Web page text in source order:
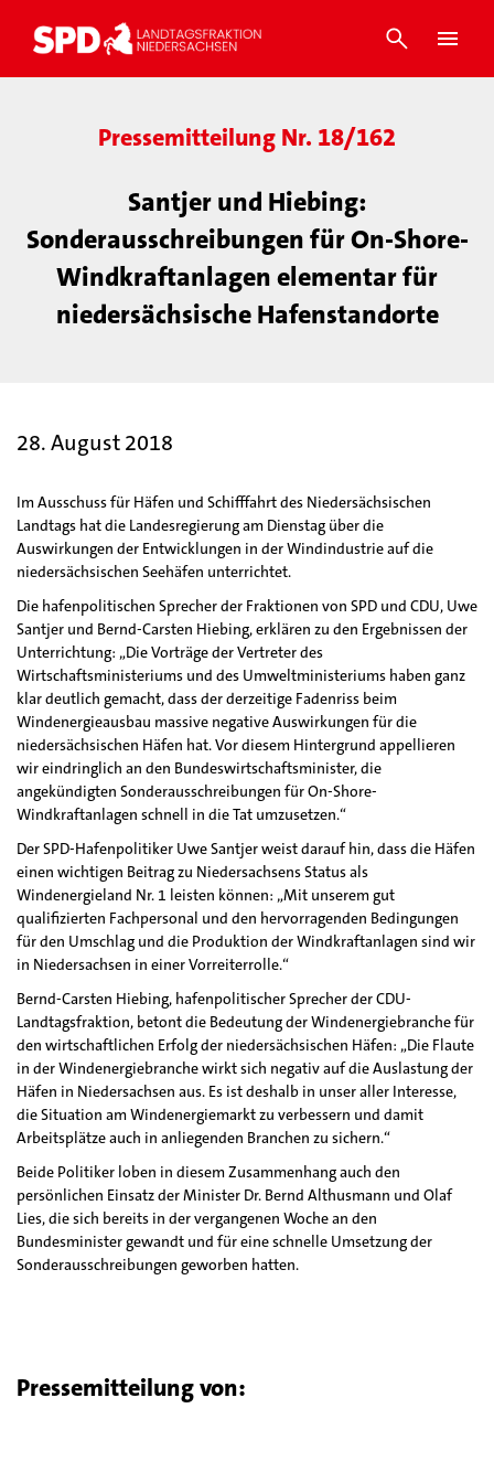
Pressemitteilung Nr. 18/162
Santjer und Hiebing:
Sonderausschreibungen für On-Shore-
Windkraftanlagen elementar für
niedersächsische Hafenstandorte
28. August 2018
Im Ausschuss für Häfen und Schifffahrt des Niedersächsischen
Landtags hat die Landesregierung am Dienstag über die
Auswirkungen der Entwicklungen in der Windindustrie auf die
niedersächsischen Seehäfen unterrichtet.
Die hafenpolitischen Sprecher der Fraktionen von SPD und CDU, Uwe
Santjer und Bernd-Carsten Hiebing, erklären zu den Ergebnissen der
Unterrichtung: „Die Vorträge der Vertreter des
Wirtschaftsministeriums und des Umweltministeriums haben ganz
klar deutlich gemacht, dass der derzeitige Fadenriss beim
Windenergieausbau massive negative Auswirkungen für die
niedersächsischen Häfen hat. Vor diesem Hintergrund appellieren
wir eindringlich an den Bundeswirtschaftsminister, die
angekündigten Sonderausschreibungen für On-Shore-
Windkraftanlagen schnell in die Tat umzusetzen.“
Der SPD-Hafenpolitiker Uwe Santjer weist darauf hin, dass die Häfen
einen wichtigen Beitrag zu Niedersachsens Status als
Windenergieland Nr. 1 leisten können: „Mit unserem gut
qualifizierten Fachpersonal und den hervorragenden Bedingungen
für den Umschlag und die Produktion der Windkraftanlagen sind wir
in Niedersachsen in einer Vorreiterrolle.“
Bernd-Carsten Hiebing, hafenpolitischer Sprecher der CDU-
Landtagsfraktion, betont die Bedeutung der Windenergiebranche für
den wirtschaftlichen Erfolg der niedersächsischen Häfen: „Die Flaute
in der Windenergiebranche wirkt sich negativ auf die Auslastung der
Häfen in Niedersachsen aus. Es ist deshalb in unser aller Interesse,
die Situation am Windenergiemarkt zu verbessern und damit
Arbeitsplätze auch in anliegenden Branchen zu sichern.“
Beide Politiker loben in diesem Zusammenhang auch den
persönlichen Einsatz der Minister Dr. Bernd Althusmann und Olaf
Lies, die sich bereits in der vergangenen Woche an den
Bundesminister gewandt und für eine schnelle Umsetzung der
Sonderausschreibungen geworben hatten.
Pressemitteilung von: